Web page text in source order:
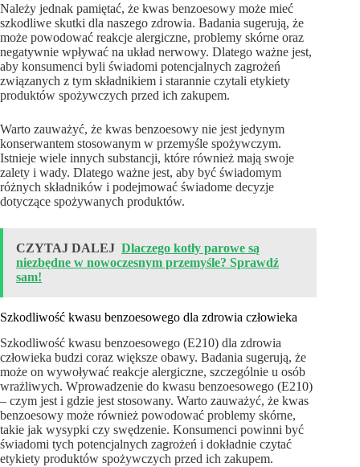
Należy jednak pamiętać, że kwas benzoesowy może mieć
szkodliwe skutki dla naszego zdrowia. Badania sugerują, że
może powodować reakcje alergiczne, problemy skórne oraz
negatywnie wpływać na układ nerwowy. Dlatego ważne jest,
aby konsumenci byli świadomi potencjalnych zagrożeń
związanych z tym składnikiem i starannie czytali etykiety
produktów spożywczych przed ich zakupem.
Warto zauważyć, że kwas benzoesowy nie jest jedynym
konserwantem stosowanym w przemyśle spożywczym.
Istnieje wiele innych substancji, które również mają swoje
zalety i wady. Dlatego ważne jest, aby być świadomym
różnych składników i podejmować świadome decyzje
dotyczące spożywanych produktów.
CZYTAJ DALEJ Dlaczego kotły parowe są
niezbędne w nowoczesnym przemyśle? Sprawdź
sam!
Szkodliwość kwasu benzoesowego dla zdrowia człowieka
Szkodliwość kwasu benzoesowego (E210) dla zdrowia
człowieka budzi coraz większe obawy. Badania sugerują, że
może on wywoływać reakcje alergiczne, szczególnie u osób
wrażliwych. Wprowadzenie do kwasu benzoesowego (E210)
– czym jest i gdzie jest stosowany. Warto zauważyć, że kwas
benzoesowy może również powodować problemy skórne,
takie jak wysypki czy swędzenie. Konsumenci powinni być
świadomi tych potencjalnych zagrożeń i dokładnie czytać
etykiety produktów spożywczych przed ich zakupem.